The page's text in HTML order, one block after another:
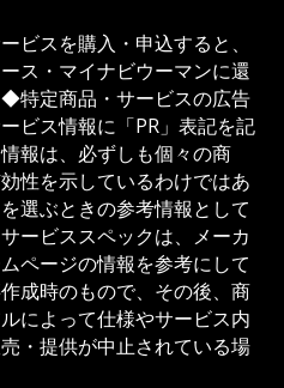
スを購入・申込すると、
ス・マイナビウーマンに還
特定商品・サービスの広告
ビス情報に「PR」表記を記
報は、必ずしも個々の商
性を示しているわけではあ
選ぶときの参考情報として
ービススペックは、メーカ
ページの情報を参考にして
成時のもので、その後、商
によって仕様やサービス内
・提供が中止されている場